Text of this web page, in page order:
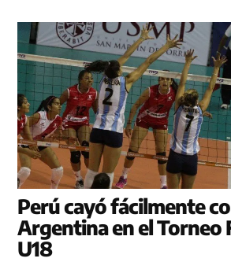
Perú cayó fácilmente
Argentina en el Torneo
U18